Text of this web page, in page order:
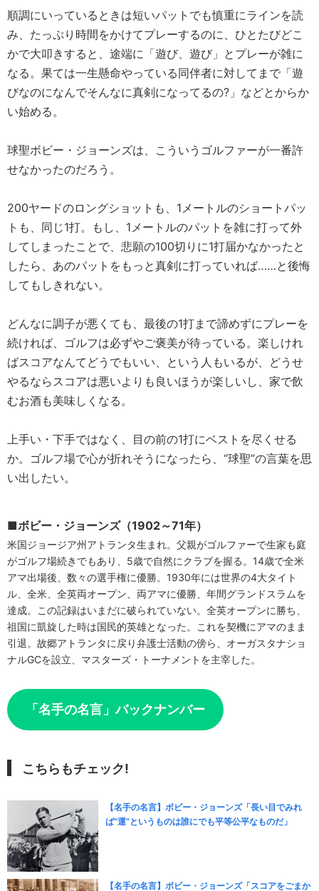
順調にいっているときは短いパットでも慎重にラインを読
み、たっぷり時間をかけてプレーするのに、ひとたびどこ
かで大叩きすると、途端に「遊び、遊び」とプレーが雑に
なる。果ては一生懸命やっている同伴者に対してまで「遊
びなのになんでそんなに真剣になってるの?」などとからか
い始める。
球聖ボビー・ジョーンズは、こういうゴルファーが一番許
せなかったのだろう。
200ヤードのロングショットも、1メートルのショートパッ
トも、同じ1打。もし、1メートルのパットを雑に打って外
してしまったことで、悲願の100切りに1打届かなかったと
したら、あのパットをもっと真剣に打っていれば……と後悔
してもしきれない。
どんなに調子が悪くても、最後の1打まで諦めずにプレーを
続ければ、ゴルフは必ずやご褒美が待っている。楽しけれ
ばスコアなんてどうでもいい、という人もいるが、どうせ
やるならスコアは悪いよりも良いほうが楽しいし、家で飲
むお酒も美味しくなる。
上手い・下手ではなく、目の前の1打にベストを尽くせる
か。ゴルフ場で心が折れそうになったら、“球聖”の言葉を思
い出したい。
■ボビー・ジョーンズ（1902～71年）
米国ジョージア州アトランタ生まれ。父親がゴルファーで生家も庭
がゴルフ場続きでもあり、5歳で自然にクラブを握る。14歳で全米
アマ出場後、数々の選手権に優勝。1930年には世界の4大タイト
ル、全米、全英両オープン、両アマに優勝、年間グランドスラムを
達成。この記録はいまだに破られていない。全英オープンに勝ち、
祖国に凱旋した時は国民的英雄となった。これを契機にアマのまま
引退。故郷アトランタに戻り弁護士活動の傍ら、オーガスタナショ
ナルGCを設立、マスターズ・トーナメントを主宰した。
「名手の名言」バックナンバー
こちらもチェック!
【名手の名言】ボビー・ジョーンズ「長い目でみれ
ば“運”というものは誰にでも平等公平なものだ」
【名手の名言】ボビー・ジョーンズ「スコアをごまか